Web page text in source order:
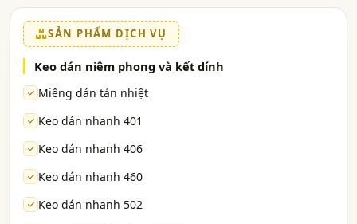
SẢN PHẨM DỊCH VỤ
Keo dán niêm phong và kết dính
Miếng dán tản nhiệt
Keo dán nhanh 401
Keo dán nhanh 406
Keo dán nhanh 460
Keo dán nhanh 502